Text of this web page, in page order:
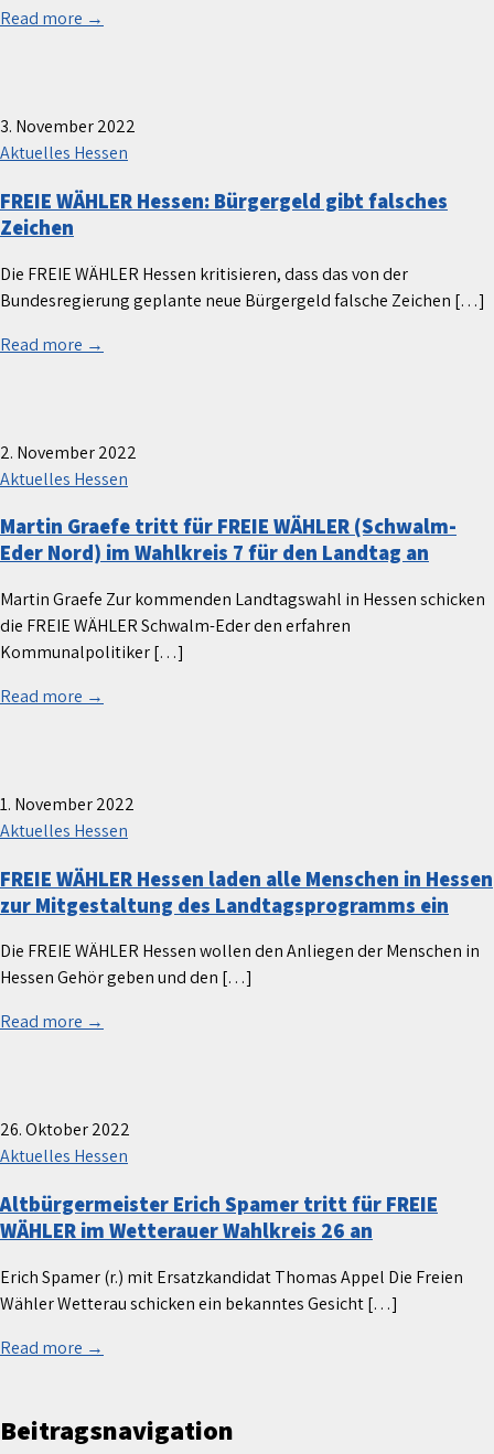
Read more →
3. November 2022
Aktuelles Hessen
FREIE WÄHLER Hessen: Bürgergeld gibt falsches
Zeichen
Die FREIE WÄHLER Hessen kritisieren, dass das von der
Bundesregierung geplante neue Bürgergeld falsche Zeichen […]
Read more →
2. November 2022
Aktuelles Hessen
Martin Graefe tritt für FREIE WÄHLER (Schwalm-
Eder Nord) im Wahlkreis 7 für den Landtag an
Martin Graefe Zur kommenden Landtagswahl in Hessen schicken
die FREIE WÄHLER Schwalm-Eder den erfahren
Kommunalpolitiker […]
Read more →
1. November 2022
Aktuelles Hessen
FREIE WÄHLER Hessen laden alle Menschen in Hessen
zur Mitgestaltung des Landtagsprogramms ein
Die FREIE WÄHLER Hessen wollen den Anliegen der Menschen in
Hessen Gehör geben und den […]
Read more →
26. Oktober 2022
Aktuelles Hessen
Altbürgermeister Erich Spamer tritt für FREIE
WÄHLER im Wetterauer Wahlkreis 26 an
Erich Spamer (r.) mit Ersatzkandidat Thomas Appel Die Freien
Wähler Wetterau schicken ein bekanntes Gesicht […]
Read more →
Beitragsnavigation